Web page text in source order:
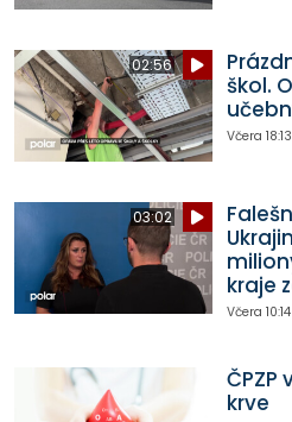
02:56
škol.
Včera 18:13
03:02
kraje
Včera 10:14
ČPZP
krve